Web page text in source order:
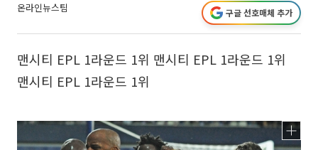
온라인뉴스팀 구글 선호매체 추가
맨시티 EPL 1라운드 1위 맨시티 EPL 1라운드 1위
맨시티 EPL 1라운드 1위